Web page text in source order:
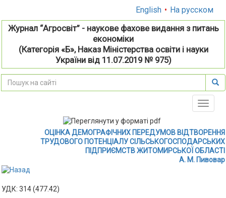
English • На русском
Журнал “Агросвіт” - наукове фахове видання з питань
економіки
(Категорія «Б», Наказ Міністерства освіти і науки
України від 11.07.2019 № 975)
Toggle
ОЦІНКА ДЕМОГРАФІЧНИХ ПЕРЕДУМОВ ВІДТВОРЕННЯ
ТРУДОВОГО ПОТЕНЦІАЛУ СІЛЬСЬКОГОСПОДАРСЬКИХ
ПІДПРИЄМСТВ ЖИТОМИРСЬКОЇ ОБЛАСТІ
А. М. Пивовар
УДК: 314 (477.42)